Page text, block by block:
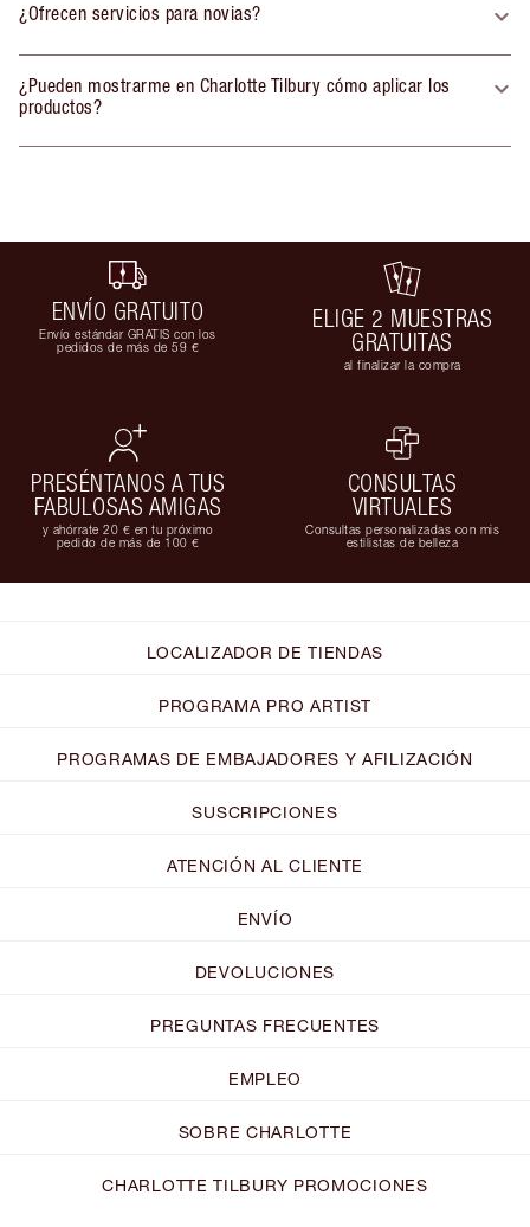
¿Ofrecen servicios para novias?
¿Pueden mostrarme en Charlotte Tilbury cómo aplicar los
productos?
ENVÍO GRATUITO
Envío estándar GRATIS con los
pedidos de más de 59 €
ELIGE 2 MUESTRAS
GRATUITAS
al finalizar la compra
PRESÉNTANOS A TUS
FABULOSAS AMIGAS
y ahórrate 20 € en tu próximo
pedido de más de 100 €
CONSULTAS
VIRTUALES
Consultas personalizadas con mis
estilistas de belleza
LOCALIZADOR DE TIENDAS
PROGRAMA PRO ARTIST
PROGRAMAS DE EMBAJADORES Y AFILIZACIÓN
SUSCRIPCIONES
ATENCIÓN AL CLIENTE
ENVÍO
DEVOLUCIONES
PREGUNTAS FRECUENTES
EMPLEO
SOBRE CHARLOTTE
CHARLOTTE TILBURY PROMOCIONES